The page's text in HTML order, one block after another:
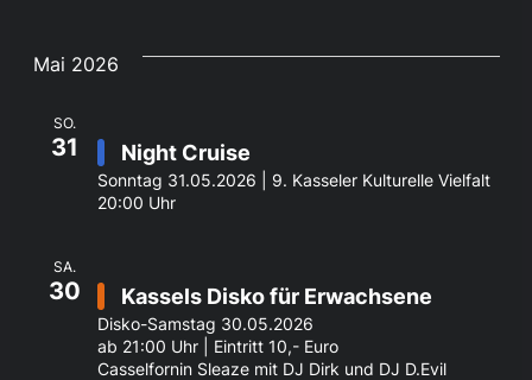
Mai 2026
SO.
31 Night Cruise
Sonntag 31.05.2026 | 9. Kasseler Kulturelle Vielfalt
20:00 Uhr
SA.
30 Kassels Disko für Erwachsene
Disko-Samstag 30.05.2026
ab 21:00 Uhr | Eintritt 10,- Euro
Casselfornin Sleaze mit DJ Dirk und DJ D.Evil